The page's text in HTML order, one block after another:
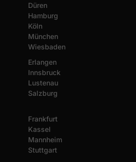
Düren
Hamburg
Köln
München
Wiesbaden
Erlangen
Innsbruck
Lustenau
Salzburg
Frankfurt
Kassel
Mannheim
Stuttgart